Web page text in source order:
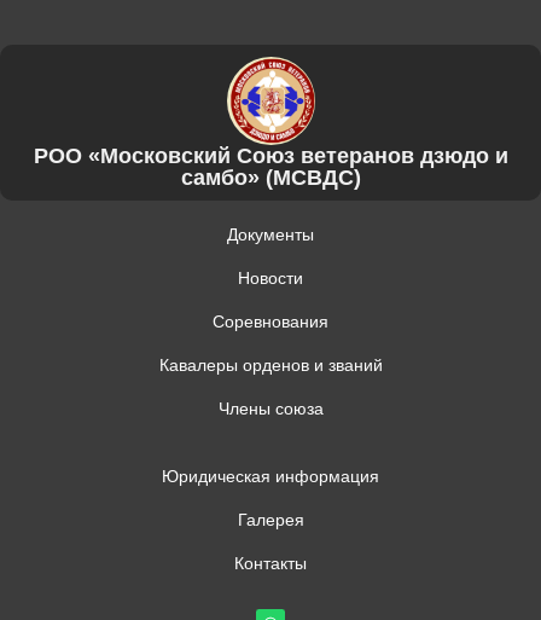
РОО «Московский Союз ветеранов дзюдо и
самбо» (МСВДС)
Документы
Новости
Соревнования
Кавалеры орденов и званий
Члены союза
Юридическая информация
Галерея
Контакты